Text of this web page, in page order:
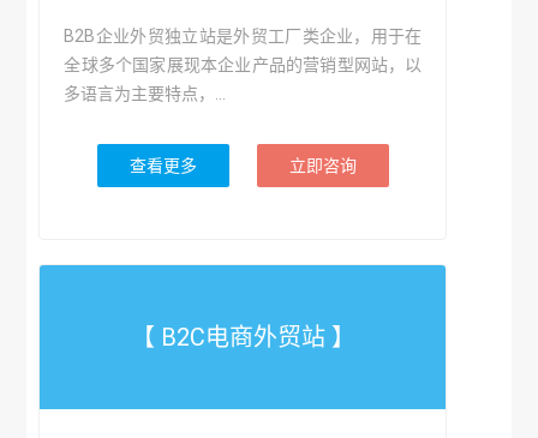
B2B企业外贸独立站是外贸工厂类企业，用于在
全球多个国家展现本企业产品的营销型网站，以
多语言为主要特点，...
查看更多 立即咨询
【 B2C电商外贸站 】